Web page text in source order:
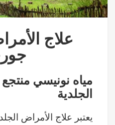
علاج
الجلدية
يعتبر علاج الأمراض